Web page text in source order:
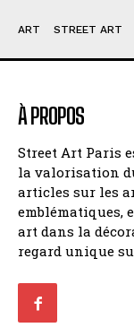
ART STREET ART
À PROPOS
Street Art Paris
la valorisation
articles sur les
emblématiques,
art dans la
regard unique